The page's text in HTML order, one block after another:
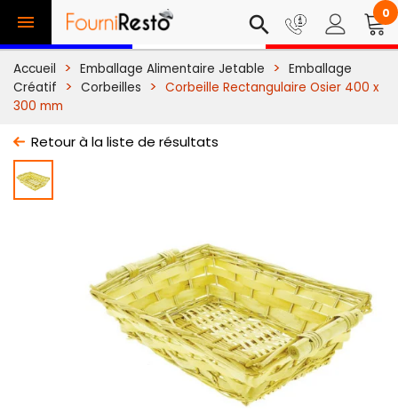
 search 0
Accueil Emballage Alimentaire Jetable
Emballage
Créatif
Corbeilles
Corbeille Rectangulaire Osier 400 x
300 mm
Retour à la liste de résultats